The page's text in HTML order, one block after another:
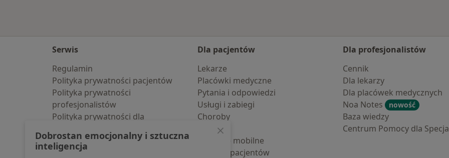
Serwis
Regulamin
Polityka prywatności pacjentów
Polityka prywatności
profesjonalistów
Polityka prywatności dla
pozyskaliśmy samodzielnie
Polityka cookies
Dla pacjentów
Lekarze
Placówki medyczne
Pytania i odpowiedzi
Usługi i zabiegi
Choroby
Pomoc
Aplikacje mobilne
Blog dla pacjentów
Dla profesjonalistów
Cennik
Dla lekarzy
Dla placówek medycznych
Noa Notes
nowość
Baza wiedzy
Centrum Pomocy dla
Dobrostan emocjonalny i sztuczna
inteligencja